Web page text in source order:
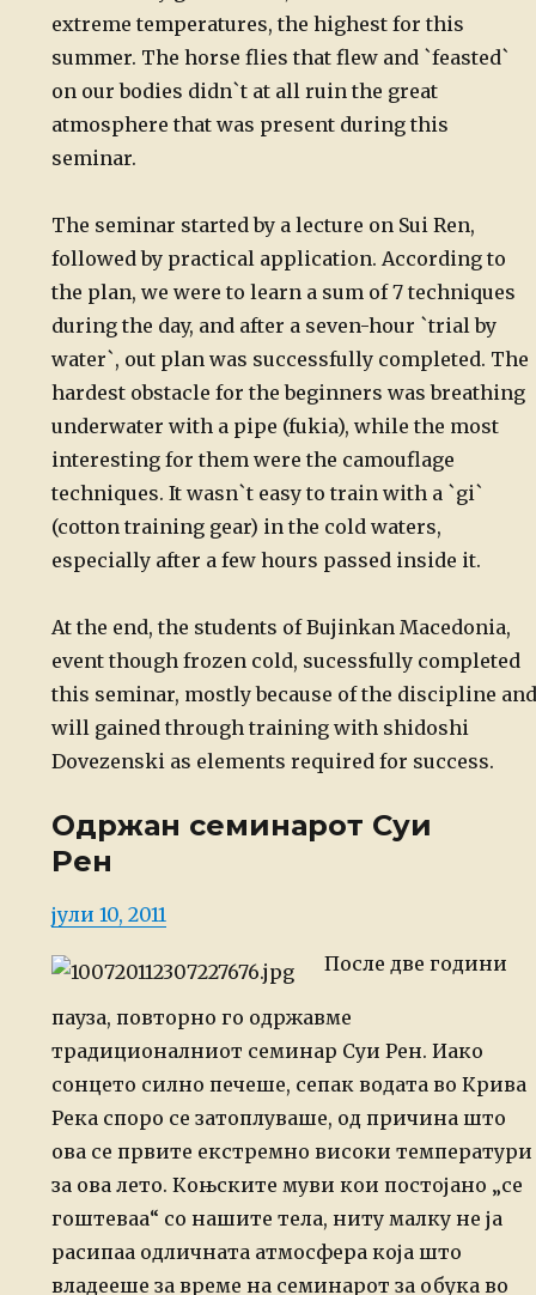
extreme temperatures, the highest for this
summer. The horse flies that flew and `feasted`
on our bodies didn`t at all ruin the great
atmosphere that was present during this
seminar.
The seminar started by a lecture on Sui Ren,
followed by practical application. According to
the plan, we were to learn a sum of 7 techniques
during the day, and after a seven-hour `trial by
water`, out plan was successfully completed. The
hardest obstacle for the beginners was breathing
underwater with a pipe (fukia), while the most
interesting for them were the camouflage
techniques. It wasn`t easy to train with a `gi`
(cotton training gear) in the cold waters,
especially after a few hours passed inside it.
At the end, the students of Bujinkan Macedonia,
event though frozen cold, sucessfully completed
this seminar, mostly because of the discipline and
will gained through training with shidoshi
Dovezenski as elements required for success.
Одржан семинарот Суи
Рен
Posted
јули 10, 2011
После две години
пауза, повторно го одржавме
традиционалниот семинар Суи Рен. Иако
сонцето силно печеше, сепак водата во Крива
Река споро се затоплуваше, од причина што
ова се првите екстремно високи температури
за ова лето. Коњските муви кои постојано „се
гоштеваа“ со нашите тела, ниту малку не ја
расипаа одличната атмосфера која што
владееше за време на семинарот за обука во